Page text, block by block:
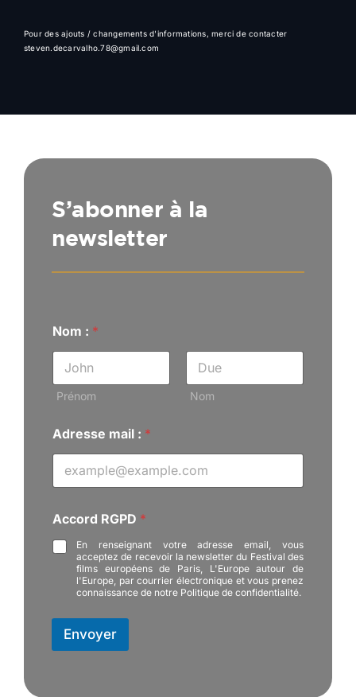
Pour des ajouts / changements d'informations, merci de contacter
steven.decarvalho.78@gmail.com
S’abonner à la
newsletter
Nom : *
Prénom Nom
a
i
:
o
m
Adresse mail : *
Accord RGPD *
En renseignant votre adresse email, vous
acceptez de recevoir la newsletter du Festival des
films européens de Paris, L'Europe autour de
l'Europe, par courrier électronique et vous prenez
connaissance de notre Politique de confidentialité.
Envoyer